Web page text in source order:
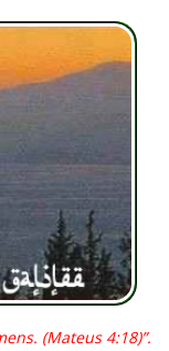
(Mateus 4:18)”.